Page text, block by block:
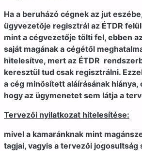
Ha a beruházó cégnek az jut
ügyvezetője regisztrál az ÉTDR
mint a cégvezetője tölti fel, ebben
saját magának a cégétől
hitelesítve, mert az ÉTDR
keresztül tud csak regisztrálni.
a cég minősített aláírásának hiánya,
hogy az ügymenetet sem látja a
Tervezői nyilatkozat hitelesítése:
mivel a kamaránknak mint
tagjai, vagyis a tervezői